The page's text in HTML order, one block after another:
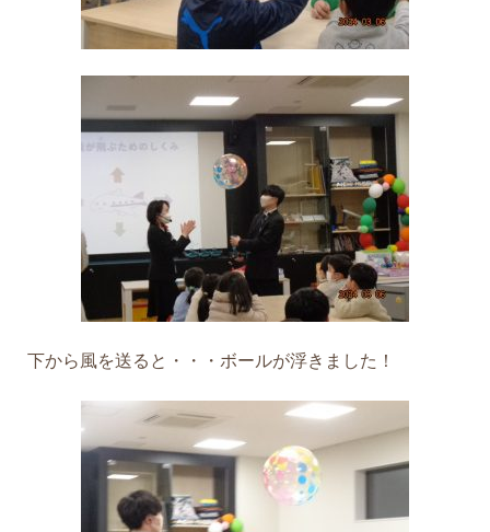
下から風を送ると・・・ボールが浮きました！